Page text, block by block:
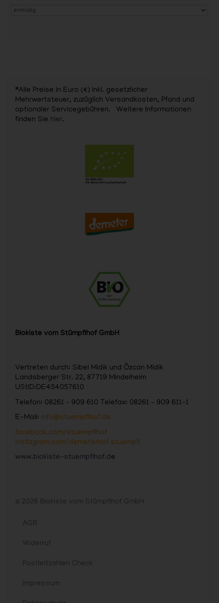
*Alle Preise in Euro (€) inkl. gesetzlicher
Mehrwertsteuer, zuzüglich Versandkosten, Pfand und
optionaler Servicegebühren. Weitere Informationen
finden Sie hier.
Biokiste vom Stümpflhof GmbH
Vertreten durch: Sibel Midik und Özcan Midik
Landsberger Str. 22, 87719 Mindelheim
UStID:DE454057610
Telefon: 08261 – 909 610 Telefax: 08261 – 909 611-1
E-Mail: info@stuempflhof.de
facebook.com/stuempflhof
instagram.com/demeterhof.stuempfl
www.biokiste-stuempflhof.de
© 2026 Biokiste vom Stümpflhof GmbH
AGB
Widerruf
Postleitzahlen Check
Impressum